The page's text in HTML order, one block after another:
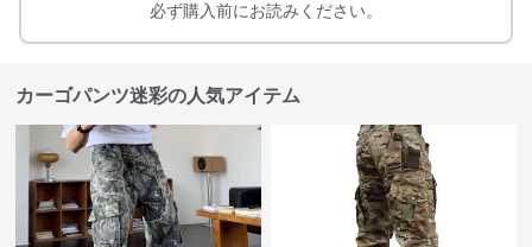
必ず購入前にお読みください。
カーゴパンツ迷彩の人気アイテム